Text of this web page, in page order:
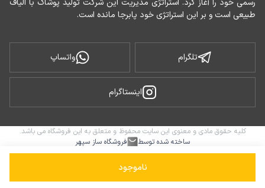
ناموجود
طبیعی است و بر این استراتژی خود پابرجا مانده است.
تلگرام واتساپ
اینستاگرام
کلیه حقوق مادی و معنوی این سایت محفوظ و متعلق به این فروشگاه می باشد.
ساخته شده توسط
فروشگاه ساز سپهر